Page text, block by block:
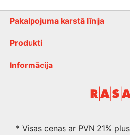
Pakalpojuma karstā līnija
Produkti
Informācija
* Visas cenas ar PVN 21% plus